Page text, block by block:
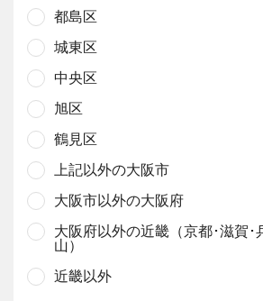
都島区
城東区
中央区
旭区
鶴見区
上記以外の大阪市
大阪市以外の大阪府
大阪府以外の近畿（京都･滋賀･
山）
近畿以外